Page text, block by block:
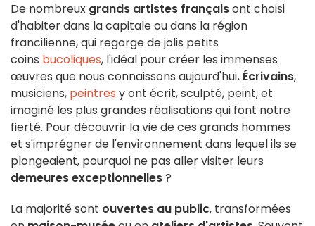
De nombreux grands artistes françaisont choisi
d'habiter dans la capitale ou dans la région
francilienne, qui regorge de jolis petits
coins bucoliques, l'idéal pour créer les immenses
œuvres que nous connaissons aujourd'hui. Écrivains,
musiciens, peintres y ont écrit, sculpté, peint, et
imaginé les plus grandes réalisations qui font notre
fierté. Pour découvrir la vie de ces grands hommes
et s'imprégner de l'environnement dans lequel ils se
plongeaient, pourquoi ne pas aller visiter leurs
demeures exceptionnelles?
La majorité sont ouvertes au public, transformées